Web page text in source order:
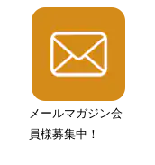
メールマガジン会
員様募集中！